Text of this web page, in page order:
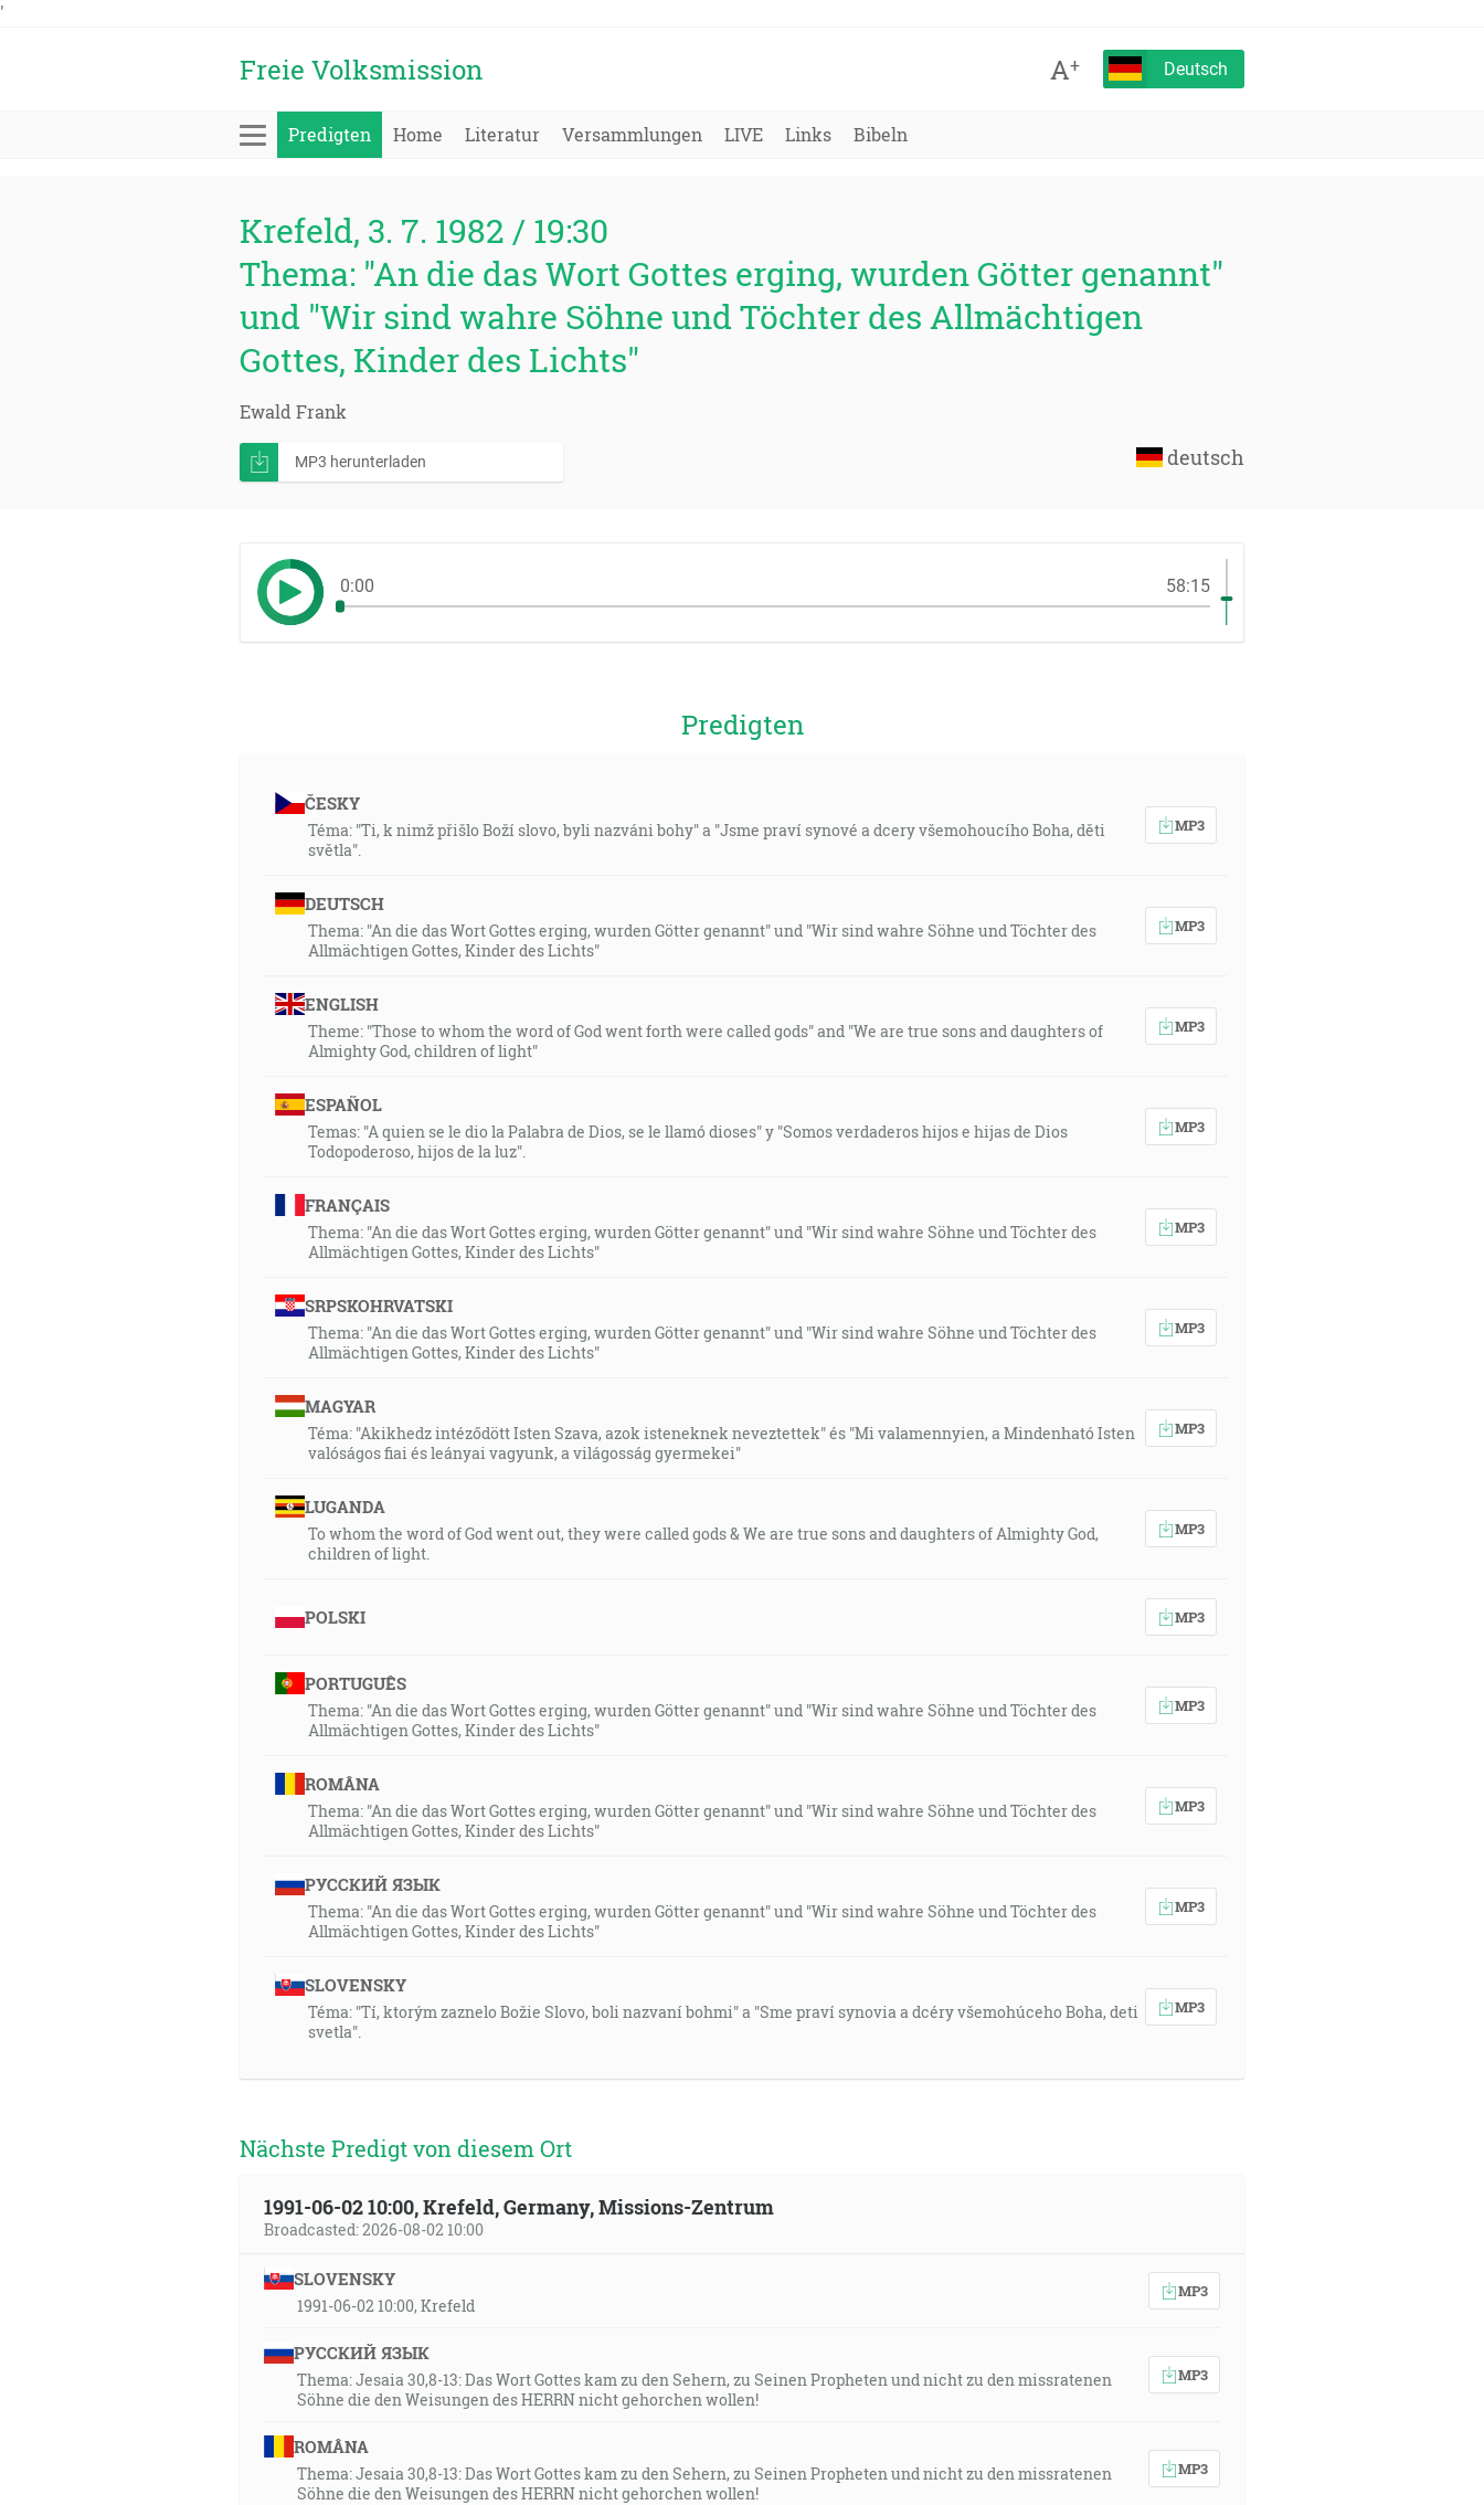
'
Freie Volksmission A+ Deutsch
Predigten Home Literatur Versammlungen LIVE Links Bibeln
Krefeld, 3. 7. 1982 / 19:30
Thema: "An die das Wort Gottes erging, wurden Götter genannt"
und "Wir sind wahre Söhne und Töchter des Allmächtigen
Gottes, Kinder des Lichts"
Ewald Frank
deutsch
MP3 herunterladen
0:00 58:15
Predigten
ČESKY
Téma: "Ti, k nimž přišlo Boží slovo, byli nazváni bohy" a "Jsme praví synové a dcery všemohoucího Boha, děti
světla".
MP3
DEUTSCH
Thema: "An die das Wort Gottes erging, wurden Götter genannt" und "Wir sind wahre Söhne und Töchter des
Allmächtigen Gottes, Kinder des Lichts"
MP3
ENGLISH
Theme: "Those to whom the word of God went forth were called gods" and "We are true sons and daughters of
Almighty God, children of light"
MP3
ESPAÑOL
Temas: "A quien se le dio la Palabra de Dios, se le llamó dioses" y "Somos verdaderos hijos e hijas de Dios
Todopoderoso, hijos de la luz".
MP3
FRANÇAIS
Thema: "An die das Wort Gottes erging, wurden Götter genannt" und "Wir sind wahre Söhne und Töchter des
Allmächtigen Gottes, Kinder des Lichts"
MP3
SRPSKOHRVATSKI
Thema: "An die das Wort Gottes erging, wurden Götter genannt" und "Wir sind wahre Söhne und Töchter des
Allmächtigen Gottes, Kinder des Lichts"
MP3
MAGYAR
Téma: "Akikhedz intéződött Isten Szava, azok isteneknek neveztettek" és "Mi valamennyien, a Mindenható Isten
valóságos fiai és leányai vagyunk, a világosság gyermekei"
MP3
LUGANDA
To whom the word of God went out, they were called gods & We are true sons and daughters of Almighty God,
children of light.
MP3
POLSKI MP3
PORTUGUÊS
Thema: "An die das Wort Gottes erging, wurden Götter genannt" und "Wir sind wahre Söhne und Töchter des
Allmächtigen Gottes, Kinder des Lichts"
MP3
ROMÂNA
Thema: "An die das Wort Gottes erging, wurden Götter genannt" und "Wir sind wahre Söhne und Töchter des
Allmächtigen Gottes, Kinder des Lichts"
MP3
РУССКИЙ ЯЗЫК
Thema: "An die das Wort Gottes erging, wurden Götter genannt" und "Wir sind wahre Söhne und Töchter des
Allmächtigen Gottes, Kinder des Lichts"
MP3
SLOVENSKY
Téma: "Tí, ktorým zaznelo Božie Slovo, boli nazvaní bohmi" a "Sme praví synovia a dcéry všemohúceho Boha, deti
svetla".
MP3
Nächste Predigt von diesem Ort
1991-06-02 10:00, Krefeld, Germany, Missions-Zentrum
Broadcasted: 2026-08-02 10:00
SLOVENSKY
1991-06-02 10:00, Krefeld
MP3
РУССКИЙ ЯЗЫК
Thema: Jesaia 30,8-13: Das Wort Gottes kam zu den Sehern, zu Seinen Propheten und nicht zu den missratenen
Söhne die den Weisungen des HERRN nicht gehorchen wollen!
MP3
ROMÂNA
Thema: Jesaia 30,8-13: Das Wort Gottes kam zu den Sehern, zu Seinen Propheten und nicht zu den missratenen
Söhne die den Weisungen des HERRN nicht gehorchen wollen!
MP3